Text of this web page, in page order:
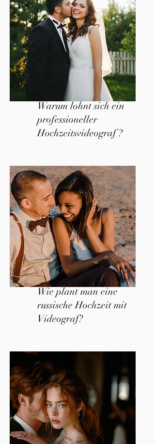
Warum lohnt sich ein
professioneller
Hochzeitsvideograf ?
Wie plant man eine
russische Hochzeit mit
Videograf?